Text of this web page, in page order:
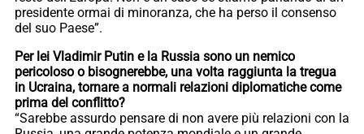
presidente ormai di minoranza, che ha perso il consenso
del suo Paese”.
Per lei Vladimir Putin e la Russia sono un nemico
pericoloso o bisognerebbe, una volta raggiunta la tregua
in Ucraina, tornare a normali relazioni diplomatiche come
prima del conflitto?
“Sarebbe assurdo pensare di non avere più relazioni con la